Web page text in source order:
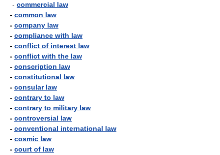
- commercial law
- common law
- company law
- compliance with law
- conflict of interest law
- conflict with the law
- conscription law
- constitutional law
- consular law
- contrary to law
- contrary to military law
- controversial law
- conventional international law
- cosmic law
- court of law